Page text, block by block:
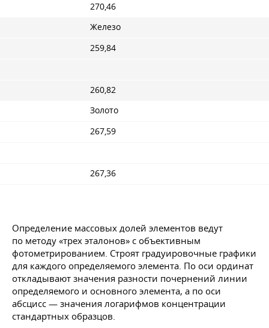
270,46
Железо
259,84
260,82
Золото
267,59
267,36
Определение массовых долей элементов ведут
по методу «трех эталонов» с объективным
фотометрированием. Строят градуировочные графики
для каждого определяемого элемента. По оси ординат
откладывают значения разности почернений линии
определяемого и основного элемента, а по оси
абсцисс — значения логарифмов концентрации
стандартных образцов.